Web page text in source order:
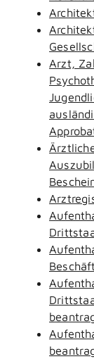
Arzt,